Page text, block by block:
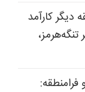
دیگر کارآمد